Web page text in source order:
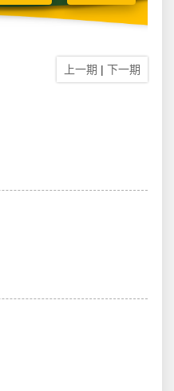
上一期 | 下一期